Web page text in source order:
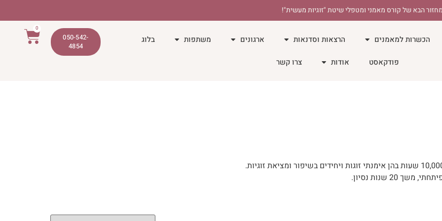
הבא של קורס מאמני ומטפלי שיטת "זוגיות מעשית"!
הכשרות למאמנים הרצאות וסדנאות ארגונים משתפות בלוג
פודקאסט אודות צרו קשר
050-542-
4854
0
שנות נסיון.